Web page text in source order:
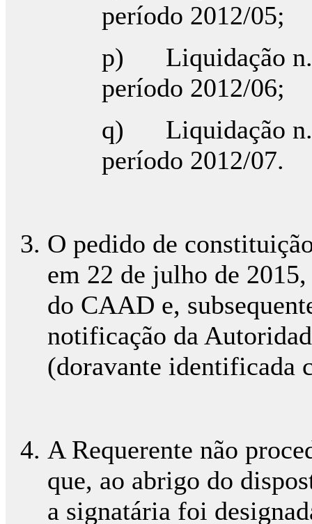
período 2012/05;
p) Liquidação
período 2012/06;
q) Liquidação
período 2012/07.
O pedido de
em 22 de julho de
do CAAD e,
notificação da
(doravante identificada
A Requerente não
que, ao abrigo do
a signatária foi